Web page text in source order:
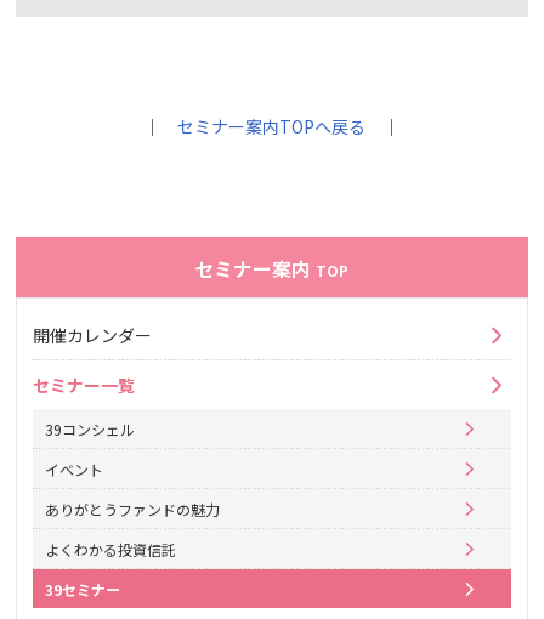
｜セミナー案内TOPへ戻る ｜
セミナー案内 TOP
開催カレンダー
セミナー一覧
39コンシェル
イベント
ありがとうファンドの魅力
よくわかる投資信託
39セミナー